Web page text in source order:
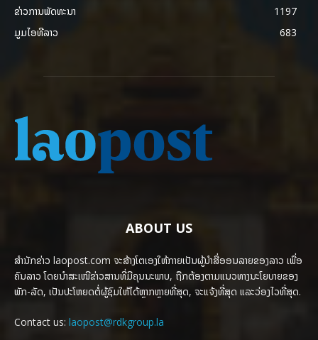
ຂ່າວການພັດທະນາ
1197
ມູມໄອທີລາວ
683
ABOUT US
ສຳນັກຂ່າວ laopost.com ຈະສ້າງໂຕເອງໃຫ້ກາຍເປັນຜູ້ນຳສື່ອອນລາຍຂອງລາວ ເພື່ອ
ຄົນລາວ ໂດຍນຳສະເໜີຂ່າວສານທີ່ມີຄຸນນະພາບ, ຖືກຕ້ອງຕາມແນວທາງນະໂຍບາຍຂອງ
ພັກ-ລັດ, ເປັນປະໂຫຍດຕໍ່ຜູ້ຊົມໃຫ້ໄດ້ຫຼາກຫຼາຍທີ່ສຸດ, ຈະແຈ້ງທີ່ສຸດ ແລະວ່ອງໄວທີ່ສຸດ.
Contact us: laopost@rdkgroup.la